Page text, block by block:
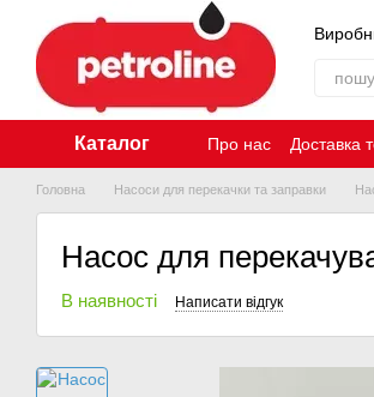
Перейти до основного контенту
Каталог Про нас Доставка
Контакти
Головна Насоси для перекачки та заправки
Насос для
В наявності Написати відгук